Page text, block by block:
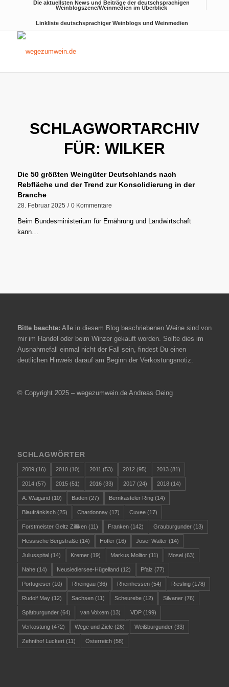
Die aktuellsten News und Beiträge der deutschsprachigen
Weinblogszene/Weinmedien im Überblick
Linkliste deutschsprachiger Weinblogs und Weinmedien
SCHLAGWORTARCHIV
FÜR: WILKER
Die 50 größten Weingüter Deutschlands nach
Rebfläche und der Trend zur Konsolidierung in der
Branche
28. Februar 2025 / 0 Kommentare
Beim Bundesministerium für Ernährung und Landwirtschaft
kann…
Bitte beachte: Alle in diesem Blog beschriebenen Weine sind von
mir im Handel oder beim Winzer gekauft worden. Sollte dies im
Ausnahmefall einmal nicht der Fall sein, findest Du einen
deutlichen Hinweis darauf am Beginn der Verkostungsnotiz.
© Copyright 2025 – wegezumwein.de Andreas Oeing
SCHLAGWÖRTER
2009(16) 2010(10) 2011 (53) 2012(95) 2013(81)
2014(57) 2015(51) 2016(33) 2017(24) 2018(14)
A. Waigand (10) Baden(27) Bernkasteler Ring(14)
Blaufränkisch(25) Chardonnay(17) Cuvee(17)
Forstmeister Geltz Zilliken(11) Franken(142) Grauburgunder(13)
Hessische Bergstraße(14) Höfler(16) Josef Walter(14)
Juliusspital (14) Kremer(19) Markus Molitor(11) Mosel (63)
Nahe(14) Neusiedlersee-Hügelland (12) Pfalz (77)
Portugieser(10) Rheingau(36) Rheinhessen(54) Riesling(178)
Rudolf May(12) Sachsen(11) Scheurebe(12) Silvaner(76)
Spätburgunder(64) van Volxem(13) VDP(199)
Verkostung(472) Wege und Ziele(26) Weißburgunder(33)
Zehnthof Luckert(11) Österreich(58)